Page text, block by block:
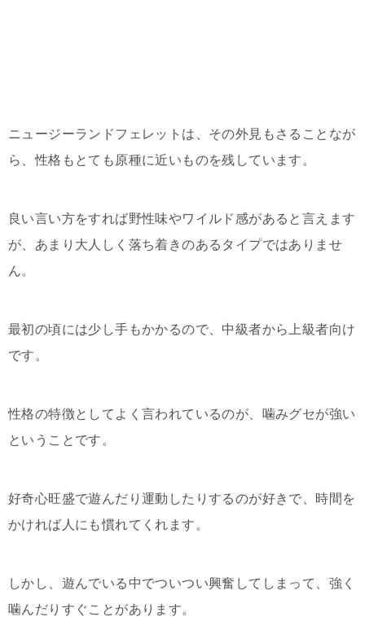
ニュージーランドフェレットは、その外見もさることなが
ら、性格もとても原種に近いものを残しています。
良い言い方をすれば野性味やワイルド感があると言えます
が、あまり大人しく落ち着きのあるタイプではありませ
ん。
最初の頃には少し手もかかるので、中級者から上級者向け
です。
性格の特徴としてよく言われているのが、噛みグセが強い
ということです。
好奇心旺盛で遊んだり運動したりするのが好きで、時間を
かければ人にも慣れてくれます。
しかし、遊んでいる中でついつい興奮してしまって、強く
噛んだりすぐことがあります。